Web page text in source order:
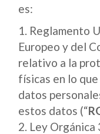
es:
Reglamento
Europeo y del
relativo a la
físicas en lo
datos
estos datos (“
Ley Orgánica